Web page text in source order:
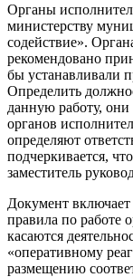
Органы
министерству
содействие».
рекомендовано
бы устанавливали
Определить
данную работу, они
органов
определяют
подчеркивается,
заместитель
Документ
правила по работе
касаются
«оперативному
размещению